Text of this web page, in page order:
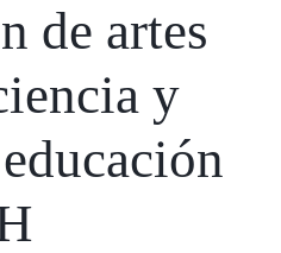
de artes
y